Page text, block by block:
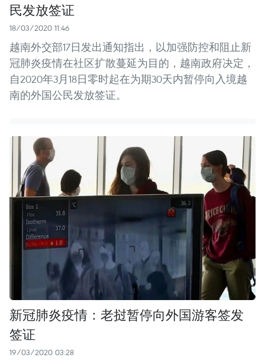
民发放签证
18/03/2020 11:46
越南外交部17日发出通知指出，以加强防控和阻止新
冠肺炎疫情在社区扩散蔓延为目的，越南政府决定，
自2020年3月18日零时起在为期30天内暂停向入境越
南的外国公民发放签证。
新冠肺炎疫情：老挝暂停向外国游客签发
签证
19/03/2020 03:28